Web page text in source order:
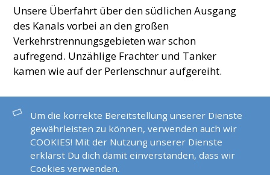
Unsere Überfahrt über den südlichen Ausgang
des Kanals vorbei an den großen
Verkehrstrennungsgebieten war schon
aufregend. Unzählige Frachter und Tanker
kamen wie auf der Perlenschnur aufgereiht.
Ohne AIS war es nicht leicht den Kurs der
Ozeanriesen richtig einzuschätzen. Bei diesigem
Wetter fuhren wir bei den Needels in den Solent.
Fast jede Glocke bimmelt hier im Seegang.
Bei dem Wetter ist mir das jetzt endlich klar :-)
Um die korrekte Bereitstellung unserer Dienste
gewährleisten zu können, verwenden auch wir
COOKIES! Mit der Nutzung unserer Dienste
erklärst Du dich damit einverstanden, dass wir
Cookies verwenden.